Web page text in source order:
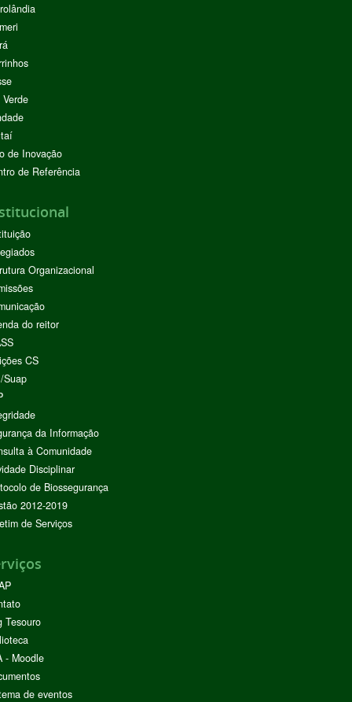
de Inovação
de Referência
Organizacional
do reitor
CS
Suap
da Informação
à Comunidade
Disciplinar
de Biossegurança
2012-2019
de Serviços
Tesouro
- Moodle
de eventos